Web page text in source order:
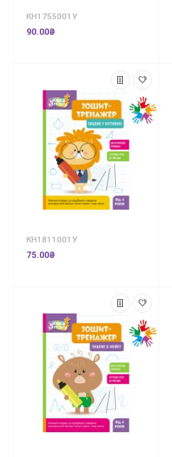
КН1755001У
90.00₴
КН1811001У
75.00₴